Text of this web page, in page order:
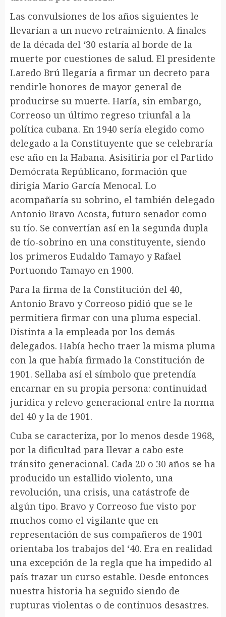
Las convulsiones de los años siguientes le
llevarían a un nuevo retraimiento. A finales
de la década del ‘30 estaría al borde de la
muerte por cuestiones de salud. El presidente
Laredo Brú llegaría a firmar un decreto para
rendirle honores de mayor general de
producirse su muerte. Haría, sin embargo,
Correoso un último regreso triunfal a la
política cubana. En 1940 sería elegido como
delegado a la Constituyente que se celebraría
ese año en la Habana. Asisitiría por el Partido
Demócrata Repúblicano, formación que
dirigía Mario García Menocal. Lo
acompañaría su sobrino, el también delegado
Antonio Bravo Acosta, futuro senador como
su tío. Se convertían así en la segunda dupla
de tío-sobrino en una constituyente, siendo
los primeros Eudaldo Tamayo y Rafael
Portuondo Tamayo en 1900.
Para la firma de la Constitución del 40,
Antonio Bravo y Correoso pidió que se le
permitiera firmar con una pluma especial.
Distinta a la empleada por los demás
delegados. Había hecho traer la misma pluma
con la que había firmado la Constitución de
1901. Sellaba así el símbolo que pretendía
encarnar en su propia persona: continuidad
jurídica y relevo generacional entre la norma
del 40 y la de 1901.
Cuba se caracteriza, por lo menos desde 1968,
por la dificultad para llevar a cabo este
tránsito generacional. Cada 20 o 30 años se ha
producido un estallido violento, una
revolución, una crisis, una catástrofe de
algún tipo. Bravo y Correoso fue visto por
muchos como el vigilante que en
representación de sus compañeros de 1901
orientaba los trabajos del ‘40. Era en realidad
una excepción de la regla que ha impedido al
país trazar un curso estable. Desde entonces
nuestra historia ha seguido siendo de
rupturas violentas o de continuos desastres.